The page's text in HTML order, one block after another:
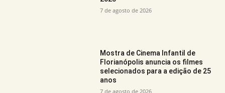
7 de agosto de 2026
Mostra de Cinema Infantil de
Florianópolis anuncia os filmes
selecionados para a edição de 25
anos
7 de agosto de 2026